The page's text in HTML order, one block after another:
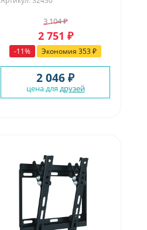
3 104₽
2 751 ₽
-11% Экономия 353₽
2 046 ₽
цена для друзей